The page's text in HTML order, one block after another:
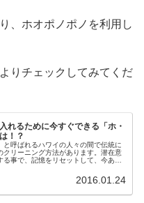
、ホオポノポノを利用し
りチェックしてみてくだ
れるために今すぐできる「ホ・
！？
と呼ばれるハワイの人々の間で伝統に
クリーニング方法があります。潜在意
事で、記憶をリセットして、今あな
について解説していきます。2016.01.24